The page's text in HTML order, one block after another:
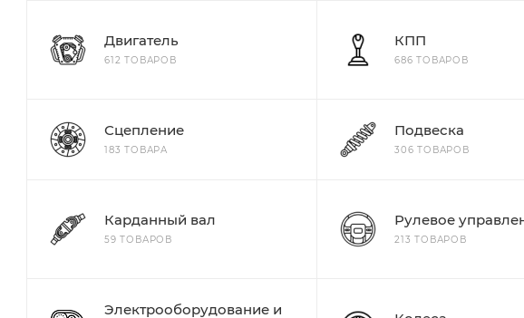
Двигатель
612 ТОВАРОВ
КПП
686 ТОВАРОВ
Сцепление
183 ТОВАРА
Подвеска
306 ТОВАРОВ
Карданный вал
59 ТОВАРОВ
Рулевое
213 ТОВАРОВ
Электрооборудование и